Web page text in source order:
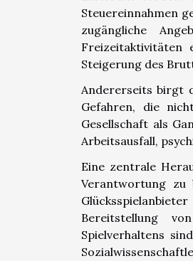
Steuereinnahmen
zugängliche
Steigerung des
Andererseits birgt
Gefahren, die
Gesellschaft als
Arbeitsausfall,
Eine zentrale
Verantwortung zu
Bereitstellung
Spielverhaltens